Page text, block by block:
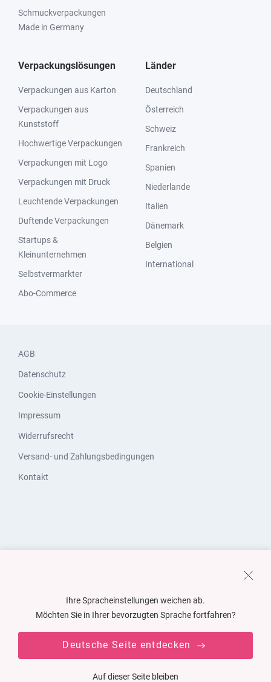
Schmuckverpackungen
Made in Germany
Verpackungslösungen
Verpackungen aus Karton
Verpackungen aus
Kunststoff
Hochwertige Verpackungen
Verpackungen mit Logo
Verpackungen mit Druck
Leuchtende Verpackungen
Duftende Verpackungen
Startups &
Kleinunternehmen
Selbstvermarkter
Abo-Commerce
Länder
Deutschland
Österreich
Schweiz
Frankreich
Spanien
Niederlande
Italien
Dänemark
Belgien
International
AGB
Datenschutz
Cookie-Einstellungen
Impressum
Widerrufsrecht
Versand- und Zahlungsbedingungen
Kontakt
Ihre Spracheinstellungen weichen ab.
Möchten Sie in Ihrer bevorzugten Sprache fortfahren?
Deutsche Seite entdecken
Auf dieser Seite bleiben